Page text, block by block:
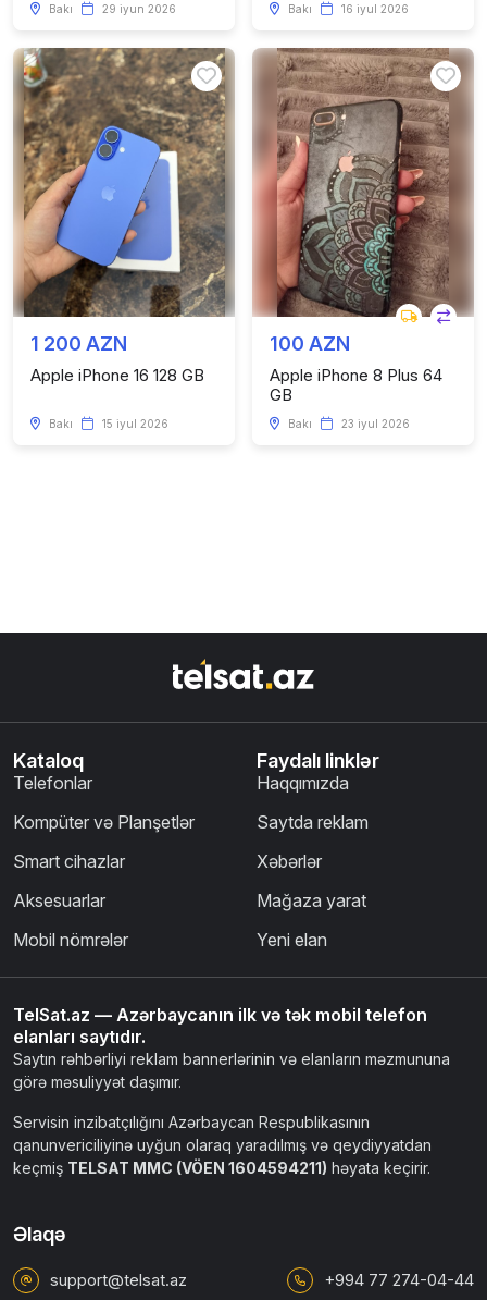
Bakı 29 iyun 2026 Bakı 16 iyul 2026
1 200 AZN
Apple iPhone 16 128 GB
Bakı 15 iyul 2026
100 AZN
Apple iPhone 8 Plus 64
GB
Bakı 23 iyul 2026
Kataloq
Telefonlar
Kompüter və Planşetlər
Smart cihazlar
Aksesuarlar
Mobil nömrələr
Faydalı linklər
Haqqımızda
Saytda reklam
Xəbərlər
Mağaza yarat
Yeni elan
TelSat.az — Azərbaycanın ilk və tək mobil telefon
elanları saytıdır.
Saytın rəhbərliyi reklam bannerlərinin və elanların məzmununa
görə məsuliyyət daşımır.
Servisin inzibatçılığını Azərbaycan Respublikasının
qanunvericiliyinə uyğun olaraq yaradılmış və qeydiyyatdan
keçmiş TELSAT MMC (VÖEN 1604594211) həyata keçirir.
Əlaqə
support@telsat.az +994 77 274-04-44